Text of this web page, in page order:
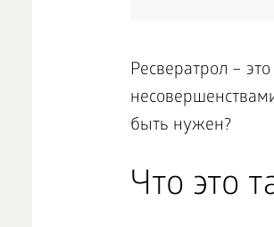
Ресвератрол –
быть нужен?
Что это